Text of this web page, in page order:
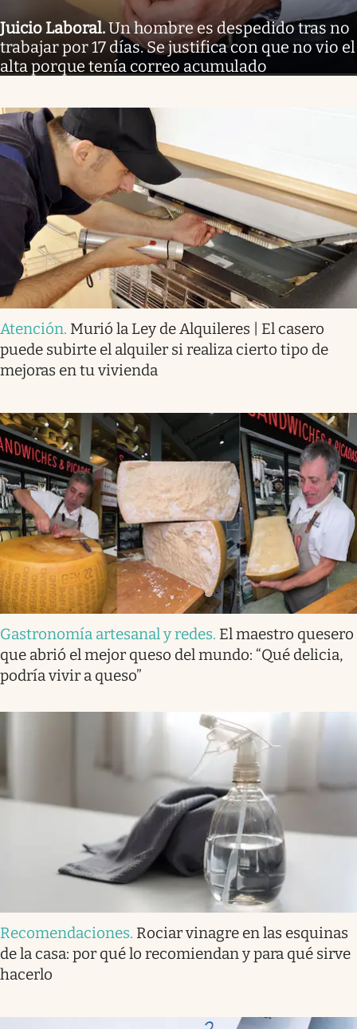
Juicio Laboral.Un hombre es despedido tras no
trabajar por 17 días. Se justifica con que no vio el
alta porque tenía correo acumulado
Atención. Murió la Ley de Alquileres | El casero
puede subirte el alquiler si realiza cierto tipo de
mejoras en tu vivienda
Gastronomía artesanal y redes. El maestro quesero
que abrió el mejor queso del mundo: “Qué delicia,
podría vivir a queso”
Recomendaciones. Rociar vinagre en las esquinas
de la casa: por qué lo recomiendan y para qué sirve
hacerlo